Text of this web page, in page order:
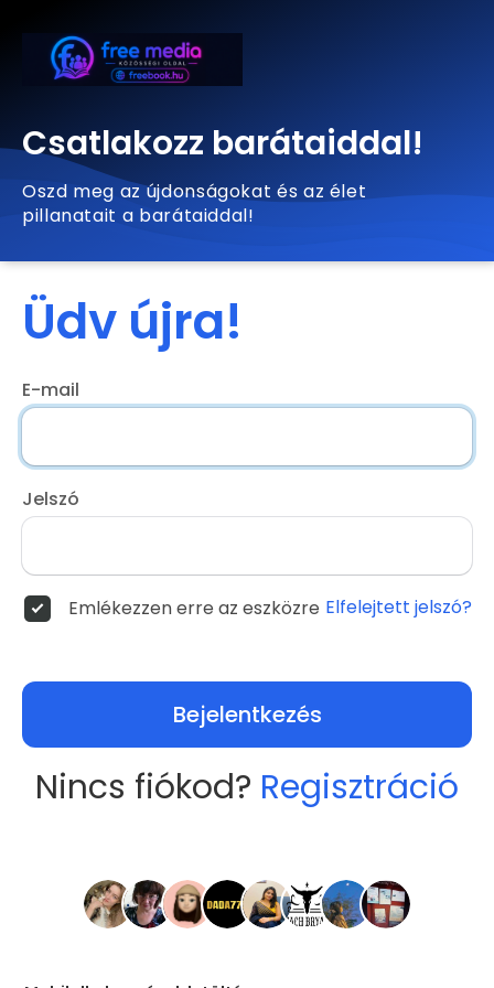
Csatlakozz barátaiddal!
Oszd meg az újdonságokat és az élet
pillanatait a barátaiddal!
Üdv újra!
E-mail
Jelszó
Emlékezzen erre az eszközre Elfelejtett jelszó?
Bejelentkezés
Nincs fiókod? Regisztráció